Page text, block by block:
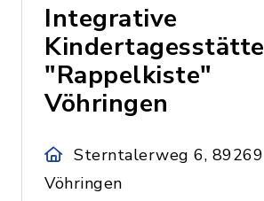
Integrative
Kindertagesstätte
"Rappelkiste"
Vöhringen
Sterntalerweg 6, 89269
Vöhringen